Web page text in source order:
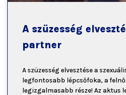
A szüzesség
partner
A szüzesség elvesztése a
legfontosabb lépcsőfoka, a
legizgalmasabb része! Az aktus